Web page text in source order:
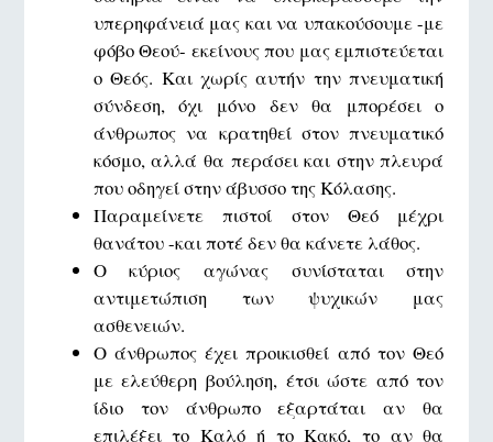
υπερηφάνειά μας και να υπακούσουμε -με
φόβο Θεού- εκείνους που μας εμπιστεύεται
ο Θεός. Και χωρίς αυτήν την πνευματική
σύνδεση, όχι μόνο δεν θα μπορέσει ο
άνθρωπος να κρατηθεί στον πνευματικό
κόσμο, αλλά θα περάσει και στην πλευρά
που οδηγεί στην άβυσσο της Κόλασης.
Παραμείνετε πιστοί στον Θεό μέχρι
θανάτου -και ποτέ δεν θα κάνετε λάθος.
Ο κύριος αγώνας συνίσταται στην
αντιμετώπιση των ψυχικών μας
ασθενειών.
Ο άνθρωπος έχει προικισθεί από τον Θεό
με ελεύθερη βούληση, έτσι ώστε από τον
ίδιο τον άνθρωπο εξαρτάται αν θα
επιλέξει το Καλό ή το Κακό, το αν θα